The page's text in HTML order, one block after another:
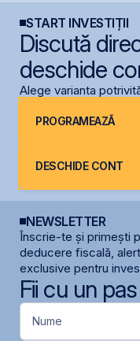
START INVESTIȚII
Discută
deschide
Alege varianta
PROGRAMEAZĂ
DESCHIDE CONT
NEWSLETTER
Înscrie-te și primești
deducere fiscală,
exclusive pentru
Fii cu un
Nume